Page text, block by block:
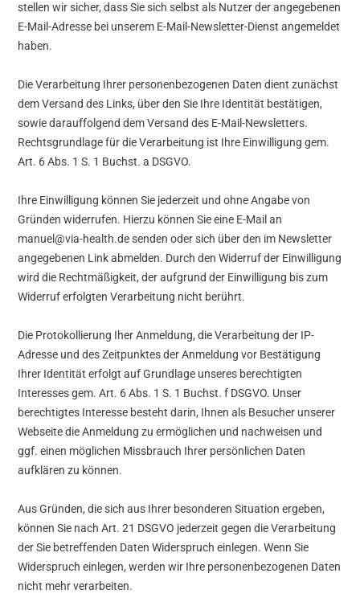
stellen wir sicher, dass Sie sich selbst als Nutzer der angegebenen
E-Mail-Adresse bei unserem E-Mail-Newsletter-Dienst angemeldet
haben.
Die Verarbeitung Ihrer personenbezogenen Daten dient zunächst
dem Versand des Links, über den Sie Ihre Identität bestätigen,
sowie darauffolgend dem Versand des E-Mail-Newsletters.
Rechtsgrundlage für die Verarbeitung ist Ihre Einwilligung gem.
Art. 6 Abs. 1 S. 1 Buchst. a DSGVO.
Ihre Einwilligung können Sie jederzeit und ohne Angabe von
Gründen widerrufen. Hierzu können Sie eine E-Mail an
manuel@via-health.de senden oder sich über den im Newsletter
angegebenen Link abmelden. Durch den Widerruf der Einwilligung
wird die Rechtmäßigkeit, der aufgrund der Einwilligung bis zum
Widerruf erfolgten Verarbeitung nicht berührt.
Die Protokollierung Iher Anmeldung, die Verarbeitung der IP-
Adresse und des Zeitpunktes der Anmeldung vor Bestätigung
Ihrer Identität erfolgt auf Grundlage unseres berechtigten
Interesses gem. Art. 6 Abs. 1 S. 1 Buchst. f DSGVO. Unser
berechtigtes Interesse besteht darin, Ihnen als Besucher unserer
Webseite die Anmeldung zu ermöglichen und nachweisen und
ggf. einen möglichen Missbrauch Ihrer persönlichen Daten
aufklären zu können.
Aus Gründen, die sich aus Ihrer besonderen Situation ergeben,
können Sie nach Art. 21 DSGVO jederzeit gegen die Verarbeitung
der Sie betreffenden Daten Widerspruch einlegen. Wenn Sie
Widerspruch einlegen, werden wir Ihre personenbezogenen Daten
nicht mehr verarbeiten.